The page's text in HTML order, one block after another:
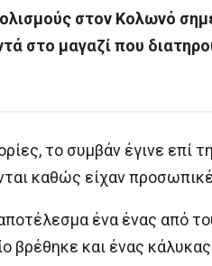
στον Κολωνό
στο μαγαζί που
το συμβάν έγινε επί
καθώς είχαν
ένα ένας από
βρέθηκε και ένας